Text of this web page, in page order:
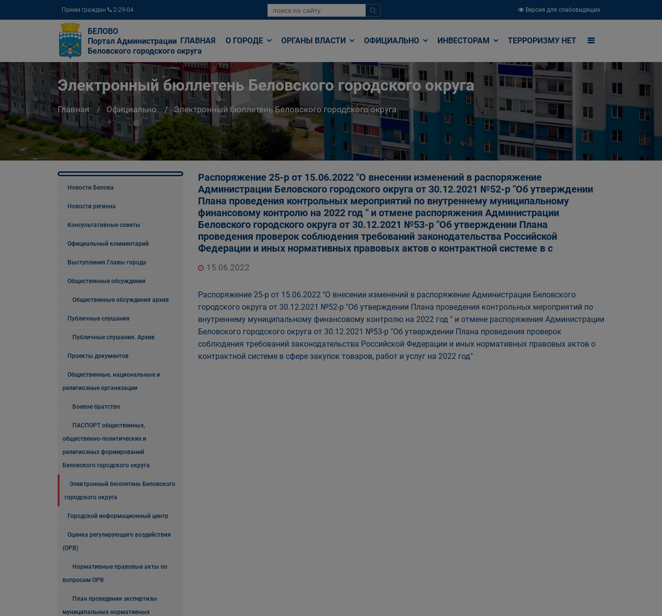
Прием граждан 2-29-04 Версия для слабовидящих
БЕЛОВО
Портал Администрации
Беловского городского округа
ГЛАВНАЯ О ГОРОДЕ ОРГАНЫ ВЛАСТИ ОФИЦИАЛЬНО ИНВЕСТОРАМ ТЕРРОРИЗМУ НЕТ
Электронный бюллетень Беловского городского округа
Главная Официально Электронный бюллетень Беловского городского округа
Новости Белова
Новости региона
Консультативные советы
Официальный комментарий
Выступления Главы города
Общественные обсуждения
Общественные обсуждения архив
Публичные слушания
Публичные слушания. Архив
Проекты документов
Общественные, национальные и
религиозные организации
Боевое братство
ПАСПОРТ общественных,
общественно-политических и
религиозных формирований
Беловского городского округа
Электронный бюллетень Беловского
городского округа
Городской информационный центр
Оценка регулирующего воздействия
(ОРВ)
Нормативные правовые акты по
вопросам ОРВ
План проведения экспертизы
муниципальных нормативных
Распоряжение 25-р от 15.06.2022 "О внесении изменений в распоряжение
Администрации Беловского городского округа от 30.12.2021 №52-р "Об утверждении
Плана проведения контрольных мероприятий по внутреннему муниципальному
финансовому контролю на 2022 год " и отмене распоряжения Администрации
Беловского городского округа от 30.12.2021 №53-р "Об утверждении Плана
проведения проверок соблюдения требований законодательства Российской
Федерации и иных нормативных правовых актов о контрактной системе в с
15.06.2022
Распоряжение 25-р от 15.06.2022 "О внесении изменений в распоряжение Администрации Беловского
городского округа от 30.12.2021 №52-р "Об утверждении Плана проведения контрольных мероприятий по
внутреннему муниципальному финансовому контролю на 2022 год " и отмене распоряжения Администрации
Беловского городского округа от 30.12.2021 №53-р "Об утверждении Плана проведения проверок
соблюдения требований законодательства Российской Федерации и иных нормативных правовых актов о
контрактной системе в сфере закупок товаров, работ и услуг на 2022 год"